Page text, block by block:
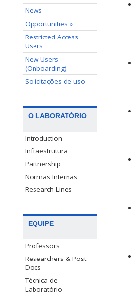
News
Opportunities »
Restricted Access
Users
New Users
(Onboarding)
Solicitações de uso
O LABORATÓRIO
Introduction
Infraestrutura
Partnership
Normas Internas
Research Lines
EQUIPE
Professors
Researchers & Post
Docs
Técnica de
Laboratório